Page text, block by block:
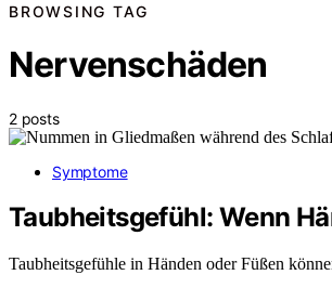
BROWSING TAG
Nervenschäden
2 posts
Symptome
Taubheitsgefühl: Wenn
Taubheitsgefühle in Händen oder Füßen